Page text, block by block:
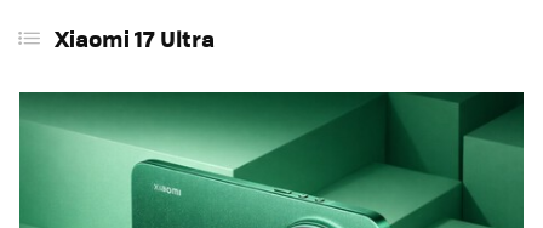
Xiaomi 17 Ultra